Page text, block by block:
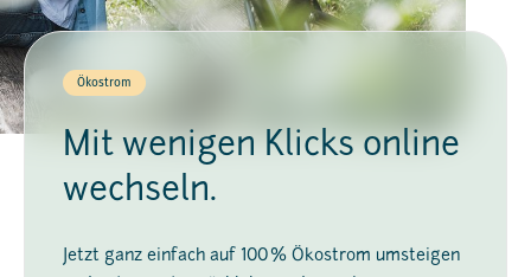
Ökostrom
Mit wenigen Klicks online
wechseln.
Jetzt ganz einfach auf 100 % Ökostrom umsteigen